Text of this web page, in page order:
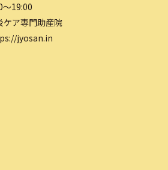
～19:00
ケア専門助産院
jyosan.in